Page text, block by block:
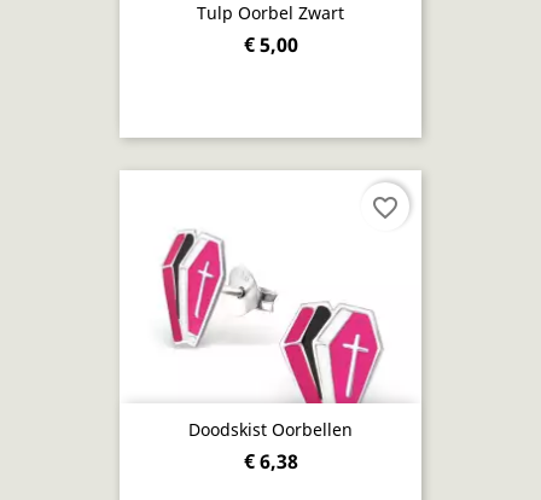
Tulp Oorbel Zwart
€ 5,00
Doodskist Oorbellen
€ 6,38
favorite_border